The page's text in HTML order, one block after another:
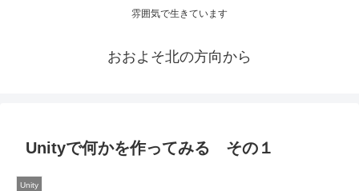
雰囲気で生きています
おおよそ北の方向から
Unityで何かを作ってみる その１
Unity